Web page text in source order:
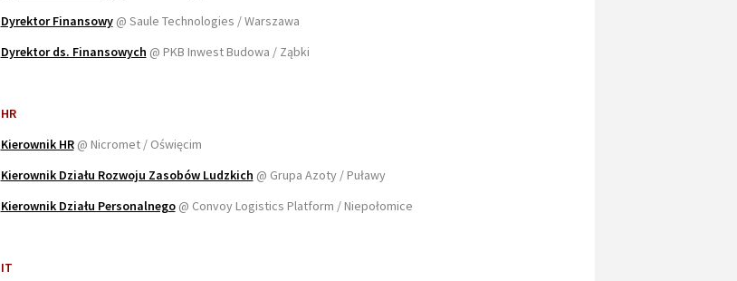
Dyrektor Finansowy @ Saule Technologies / Warszawa
Dyrektor ds. Finansowych @ PKB Inwest Budowa / Ząbki
HR
Kierownik HR @ Nicromet / Oświęcim
Kierownik Działu Rozwoju Zasobów Ludzkich @ Grupa Azoty / Puławy
Kierownik Działu Personalnego @ Convoy Logistics Platform / Niepołomice
IT